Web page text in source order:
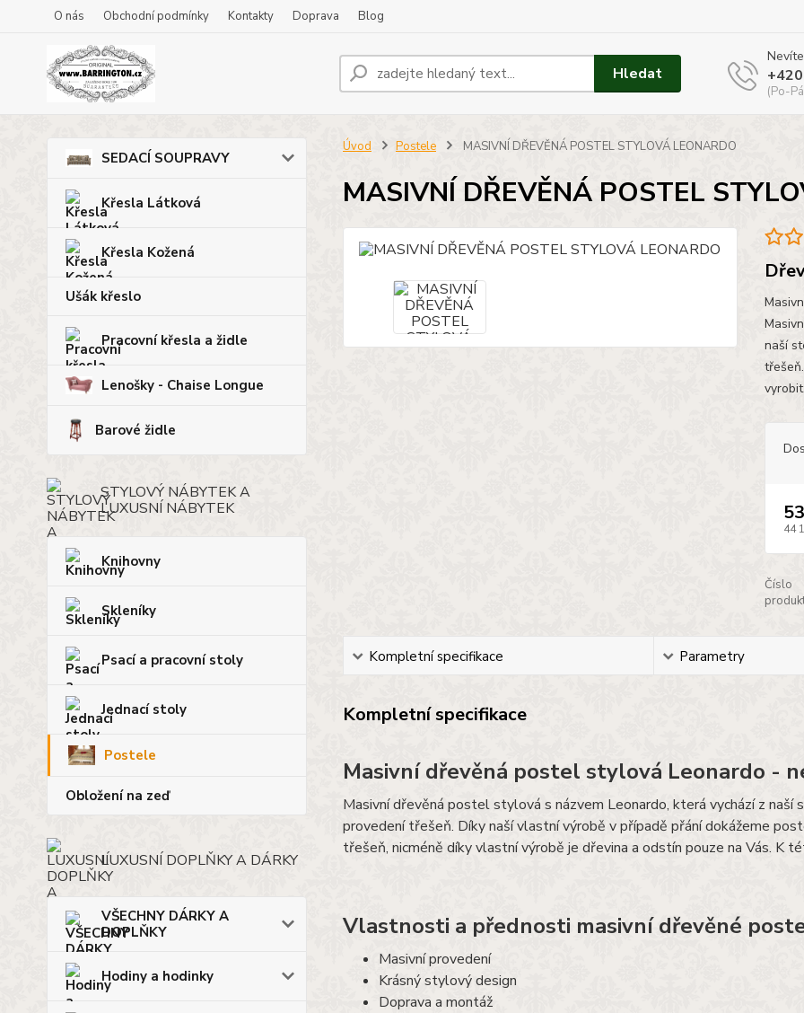
O nás Obchodní podmínky Kontakty Doprava Blog
Hledat
(Po-
SEDACÍ SOUPRAVY
Křesla Látková
Křesla Kožená
Ušák křeslo
Pracovní křesla a židle
Lenošky - Chaise Longue
Barové židle
STYLOVÝ NÁBYTEK A
LUXUSNÍ NÁBYTEK
Knihovny
Skleníky
Psací a pracovní stoly
Jednací stoly
Postele
Obložení na zeď
LUXUSNÍ DOPLŇKY A DÁRKY
VŠECHNY DÁRKY A
DOPLŇKY
Hodiny a hodinky
Úvod Postele MASIVNÍ DŘEVĚNÁ POSTEL STYLOVÁ LEONARDO
MASIVNÍ DŘEVĚNÁ POSTEL
naší
44
Číslo
Kompletní specifikace Parametry
Kompletní specifikace
Masivní dřevěná postel stylová Leonardo -
Masivní dřevěná postel stylová s názvem Leonardo, která vychází z
provedení třešeň. Díky naší vlastní výrobě v případě přání dokážeme
třešeň, nicméně díky vlastní výrobě je dřevina a odstín pouze na Vás. K
Vlastnosti a přednosti masivní dřevěné
Masivní provedení
Krásný stylový design
Doprava a montáž